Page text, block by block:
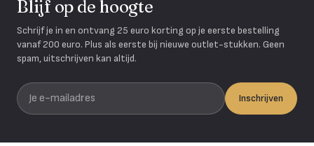
Blijf op de hoogte
Schrijf je in en ontvang 25 euro korting op je eerste bestelling
vanaf 200 euro. Plus als eerste bij nieuwe outlet-stukken. Geen
spam, uitschrijven kan altijd.
Je e-mailadres
Inschrijven